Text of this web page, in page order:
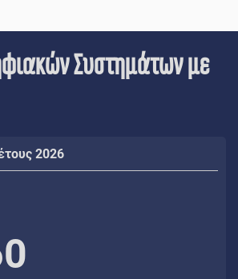
Συστημάτων με
2026